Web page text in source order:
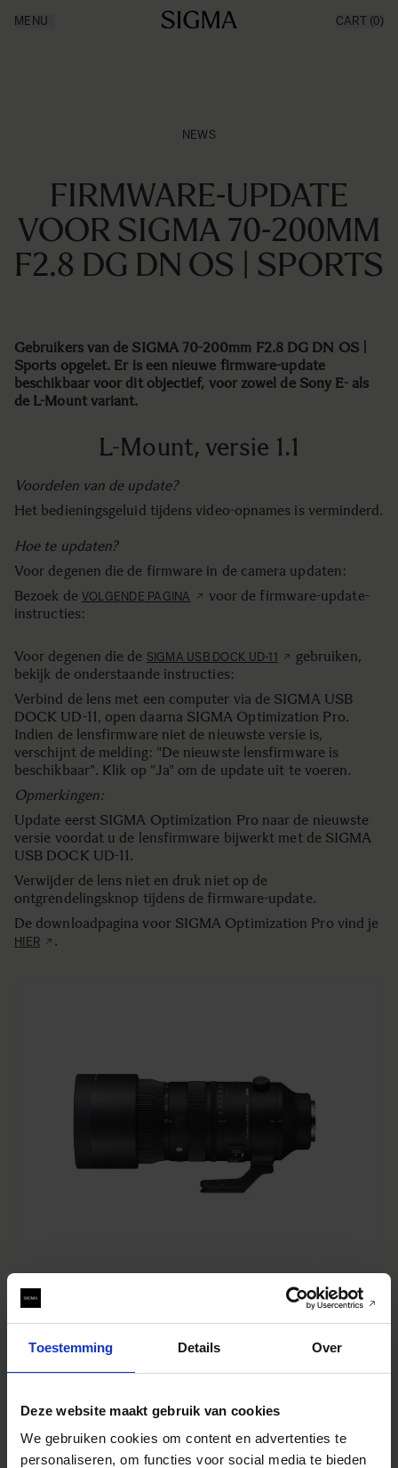
Toestemming Details Over
Deze website maakt gebruik van cookies
We gebruiken cookies om content en advertenties te
personaliseren, om functies voor social media te bieden
Producten
MENU CART (0)
NEWS
FIRMWARE-UPDATE
VOOR SIGMA 70-200MM
F2.8 DG DN OS | SPORTS
Gebruikers van de SIGMA 70-200mm F2.8 DG DN OS |
Sports opgelet. Er is een nieuwe firmware-update
beschikbaar voor dit objectief, voor zowel de Sony E- als
de L-Mount variant.
L-Mount, versie 1.1
Voordelen van de update?
Het bedieningsgeluid tijdens video-opnames is verminderd.
Hoe te updaten?
Voor degenen die de firmware in de camera updaten:
Bezoek de VOLGENDE PAGINA
voor de firmware-update-
instructies:
Voor degenen die de SIGMA USB DOCK UD-11
gebruiken,
bekijk de onderstaande instructies:
Verbind de lens met een computer via de SIGMA USB
DOCK UD-11, open daarna SIGMA Optimization Pro.
Indien de lensfirmware niet de nieuwste versie is,
verschijnt de melding: "De nieuwste lensfirmware is
beschikbaar". Klik op "Ja" om de update uit te voeren.
Opmerkingen:
Update eerst SIGMA Optimization Pro naar de nieuwste
versie voordat u de lensfirmware bijwerkt met de SIGMA
USB DOCK UD-11.
Verwijder de lens niet en druk niet op de
ontgrendelingsknop tijdens de firmware-update.
De downloadpagina voor SIGMA Optimization Pro vind je
HIER .
Sony E-mount, versie 2.0
Voordelen van de update
frames per seconde is toegevoegd voor de scherpstelmodi
Hoe te updaten